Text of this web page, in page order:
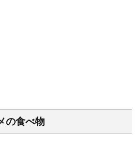
の食べ物